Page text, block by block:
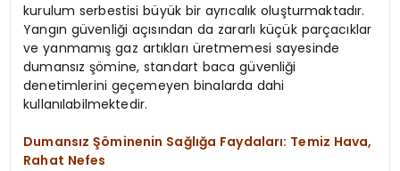
kurulum serbestisi büyük bir ayrıcalık oluşturmaktadır.
Yangın güvenliği açısından da zararlı küçük parçacıklar
ve yanmamış gaz artıkları üretmemesi sayesinde
dumansız şömine, standart baca güvenliği
denetimlerini geçemeyen binalarda dahi
kullanılabilmektedir.
Dumansız Şöminenin Sağlığa Faydaları: Temiz Hava,
Rahat Nefes